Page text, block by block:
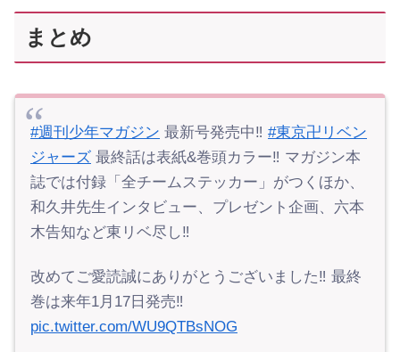
まとめ
#週刊少年マガジン 最新号発売中‼︎ #東京卍リベン
ジャーズ 最終話は表紙&巻頭カラー‼︎ マガジン本
誌では付録「全チームステッカー」がつくほか、
和久井先生インタビュー、プレゼント企画、六本
木告知など東リベ尽し‼︎
改めてご愛読誠にありがとうございました‼︎ 最終
巻は来年1月17日発売‼︎
pic.twitter.com/WU9QTBsNOG